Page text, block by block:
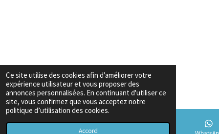
Ce site utilise des cookies afin d’améliorer votre
expérience utilisateur et vous proposer des
annonces personnalisées. En continuant d'utiliser ce
site, vous confirmez que vous acceptez notre
politique d’utilisation des cookies.
Accord